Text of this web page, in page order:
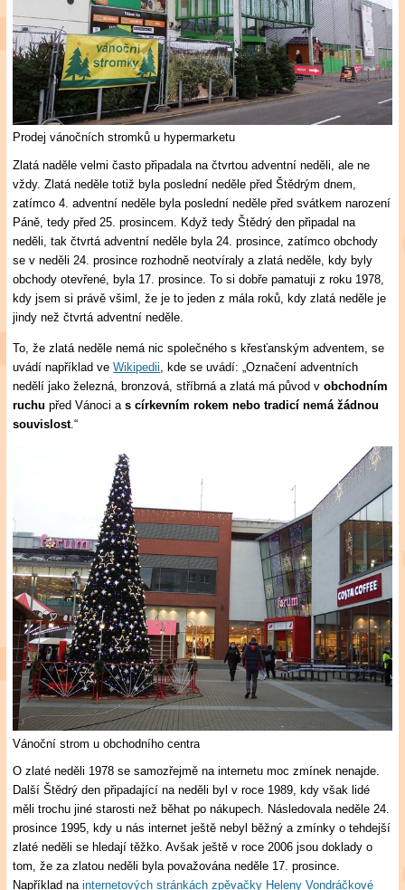
Prodej vánočních stromků u hypermarketu
Zlatá naděle velmi často připadala na čtvrtou adventní neděli, ale ne
vždy. Zlatá neděle totiž byla poslední neděle před Štědrým dnem,
zatímco 4. adventní neděle byla poslední neděle před svátkem narození
Páně, tedy před 25. prosincem. Když tedy Štědrý den připadal na
neděli, tak čtvrtá adventní neděle byla 24. prosince, zatímco obchody
se v neděli 24. prosince rozhodně neotvíraly a zlatá neděle, kdy byly
obchody otevřené, byla 17. prosince. To si dobře pamatuji z roku 1978,
kdy jsem si právě všiml, že je to jeden z mála roků, kdy zlatá neděle je
jindy než čtvrtá adventní neděle.
To, že zlatá neděle nemá nic společného s křesťanským adventem, se
uvádí například veWikipedii, kde se uvádí: „Označení adventních
nedělí jako železná, bronzová, stříbrná a zlatá má původ vobchodním
ruchu před Vánoci as církevním rokem nebo tradicí nemá žádnou
souvislost.“
Vánoční strom u obchodního centra
O zlaté neděli 1978 se samozřejmě na internetu moc zmínek nenajde.
Další Štědrý den připadající na neděli byl v roce 1989, kdy však lidé
měli trochu jiné starosti než běhat po nákupech. Následovala neděle 24.
prosince 1995, kdy u nás internet ještě nebyl běžný a zmínky o tehdejší
zlaté neděli se hledají těžko. Avšak ještě v roce 2006 jsou doklady o
tom, že za zlatou neděli byla považována neděle 17. prosince.
Například nainternetových stránkách zpěvačky Heleny Vondráčkové